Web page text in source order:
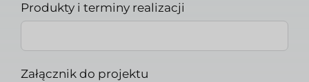
Produkty i terminy realizacji
Załącznik do projektu